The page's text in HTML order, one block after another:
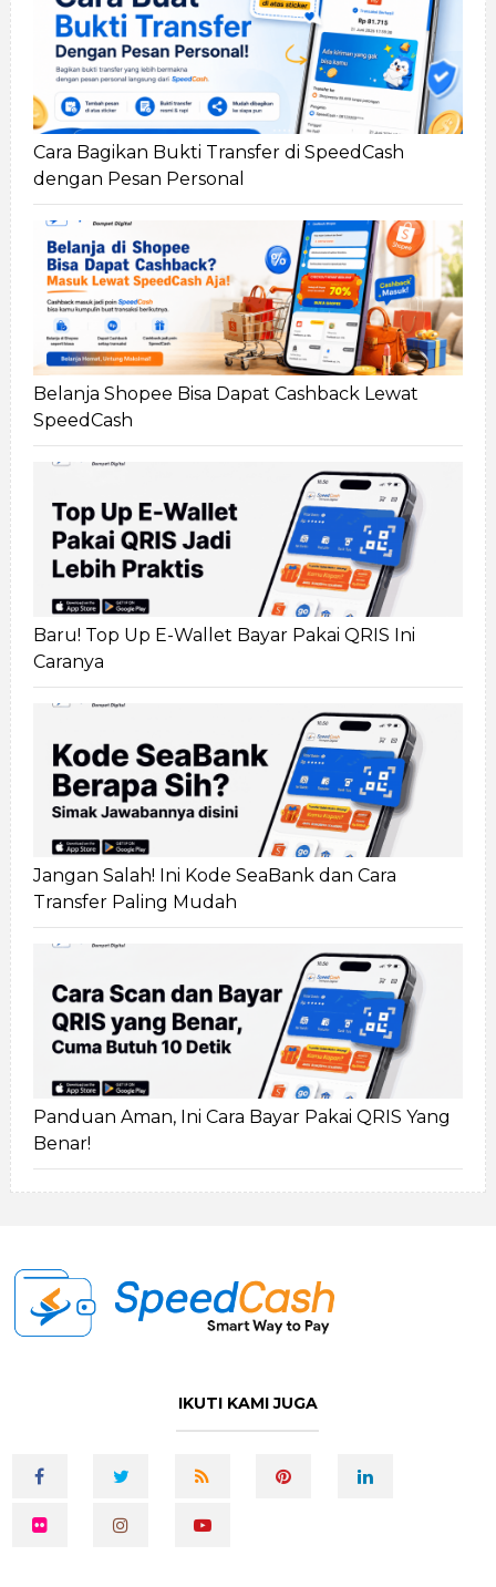
Cara Bagikan Bukti Transfer di SpeedCash
dengan Pesan Personal
Belanja Shopee Bisa Dapat Cashback Lewat
SpeedCash
Baru! Top Up E-Wallet Bayar Pakai QRIS Ini
Caranya
Jangan Salah! Ini Kode SeaBank dan Cara
Transfer Paling Mudah
Panduan Aman, Ini Cara Bayar Pakai QRIS Yang
Benar!
IKUTI KAMI JUGA